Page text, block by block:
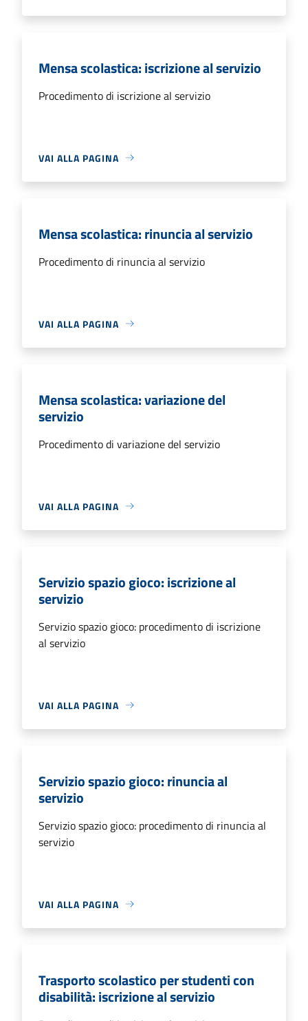
Mensa scolastica: iscrizione al servizio
Procedimento di iscrizione al servizio
VAI ALLA PAGINA
Mensa scolastica: rinuncia al servizio
Procedimento di rinuncia al servizio
VAI ALLA PAGINA
Mensa scolastica: variazione del
servizio
Procedimento di variazione del servizio
VAI ALLA PAGINA
Servizio spazio gioco: iscrizione al
servizio
Servizio spazio gioco: procedimento di iscrizione
al servizio
VAI ALLA PAGINA
Servizio spazio gioco: rinuncia al
servizio
Servizio spazio gioco: procedimento di rinuncia al
servizio
VAI ALLA PAGINA
Trasporto scolastico per studenti con
disabilità: iscrizione al servizio